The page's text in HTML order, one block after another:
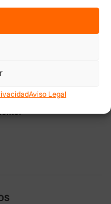
Aviso Legal
y web en este